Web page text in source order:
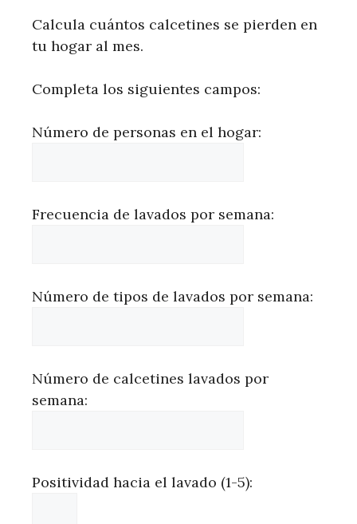
Calcula cuántos calcetines se pierden en
tu hogar al mes.
Completa los siguientes campos:
Número de personas en el hogar:
Frecuencia de lavados por semana:
Número de tipos de lavados por semana:
Número de calcetines lavados por
semana:
Positividad hacia el lavado (1-5):